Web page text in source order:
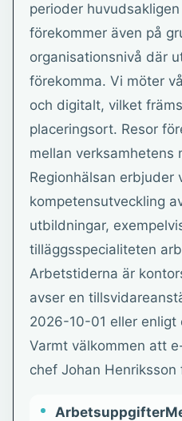
perioder
förekommer även på
organisationsnivå där
förekomma. Vi möter
och digitalt, vilket
placeringsort. Resor
mellan verksamhetens
Regionhälsan erbjuder
kompetensutveckling
utbildningar,
tilläggsspecialiteten
Arbetstiderna är
avser en
2026-10-01 eller enligt
Varmt välkommen att
chef Johan